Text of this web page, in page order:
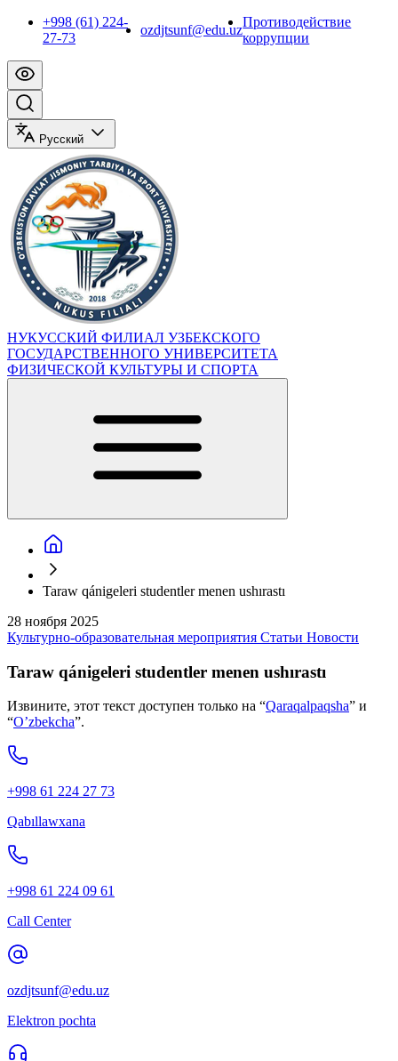
+998 (61) 224-
27-73
ozdjtsunf@edu.uz
Противодействие
коррупции
Русский
НУКУССКИЙ ФИЛИАЛ УЗБЕКСКОГО
ГОСУДАРСТВЕННОГО УНИВЕРСИТЕТА
ФИЗИЧЕСКОЙ КУЛЬТУРЫ И СПОРТА
Taraw qánigeleri studentler menen ushırastı
28 ноября 2025
Культурно-образовательная мероприятия Статьи Новости
Taraw qánigeleri studentler menen ushırastı
Извините, этот текст доступен только на “Qaraqalpaqsha” и
“O’zbekcha”.
+998 61 224 27 73
Qabıllawxana
+998 61 224 09 61
Call Center
ozdjtsunf@edu.uz
Elektron pochta